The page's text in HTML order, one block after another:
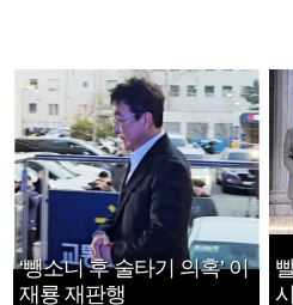
‘뺑소니 후 술타기 의혹’ 이
재룡 재판행